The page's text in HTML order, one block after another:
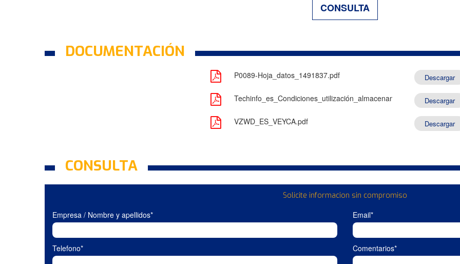
CONSULTA
DOCUMENTACIÓN
P0089-Hoja_datos_1491837.pdf Descargar
Descargar
VZWD_ES_VEYCA.pdf Descargar
CONSULTA
Solicite informacion sin compromiso
Empresa / Nombre y apellidos*
Telefono*
Email*
Comentarios*